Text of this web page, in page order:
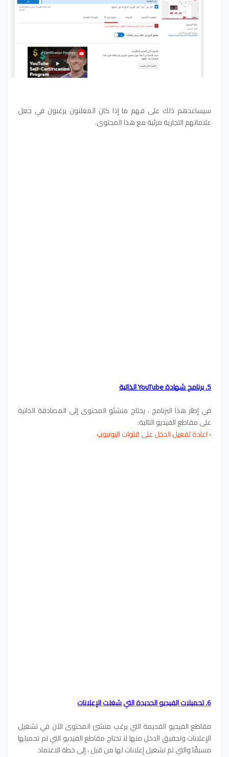
سيساعدهم ذلك على فهم ما إذا كان المعلنون يرغبون في جعل
علاماتهم التجارية مرئية مع هذا المحتوى.
5. برنامج شهادة YouTube الذاتية
في إطار هذا البرنامج ، يحتاج منشئو المحتوى إلى المصادقة الذاتية
على مقاطع الفيديو التالية:
›اعادة تفعيل الدخل على قنوات اليوتيوب
6. تحميلات الفيديو الجديدة التي شغلت الإعلانات
مقاطع الفيديو القديمة التي يرغب منشئ المحتوى الآن في تشغيل
الإعلانات وتحقيق الدخل منها لا تحتاج مقاطع الفيديو التي تم تحميلها
مسبقًا والتي تم تشغيل إعلانات لها من قبل ، إلى خطة الاعتماد